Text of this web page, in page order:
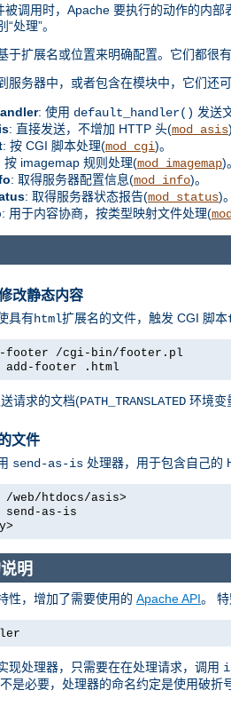
被调用时，Apache 要执行的动作的内
处理”。
于扩展名或位置来明确配置。它们都很
服务器中，或者包含在模块中，它们还
: 使用 default_handler() 发送
: 直接发送，不增加 HTTP 头(mod_asis
: 按 CGI 脚本处理(mod_cgi)。
按 imagemap 规则处理(mod_imagemap)。
: 取得服务器配置信息(mod_info)。
: 取得服务器状态报告(mod_status)。
: 用于内容协商，按类型映射文件处理(
改静态内容
具有html扩展名的文件，触发 CGI 脚本
footer /cgi-bin/footer.pl
add-footer .html
请求的文档(PATH_TRANSLATED 环境变
文件
send-as-is 处理器，用于包含自己的
web/htdocs/asis>
send-as-is
明
性，增加了需要使用的 Apache API。
现处理器，只需要在在处理请求，调用
是必要，处理器的命名约定是使用破折